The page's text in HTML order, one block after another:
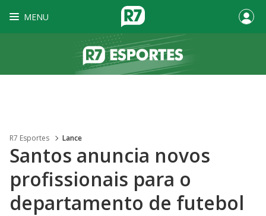
MENU
R7 Esportes Lance
Santos anuncia novos
profissionais para o
departamento de futebol